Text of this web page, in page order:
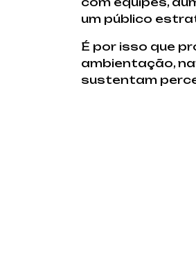
um público
É por isso que
ambientação,
sustentam